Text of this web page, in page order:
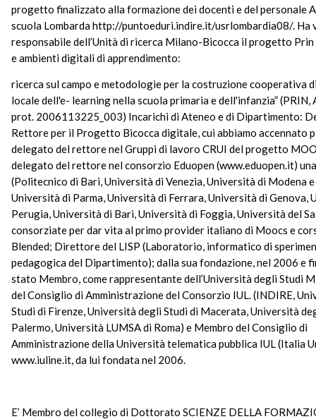
progetto finalizzato alla formazione dei docenti e del personale
scuola Lombarda http://puntoeduri.indire.it/usrlombardia08/. Ha
responsabile dell’Unità di ricerca Milano-Bicocca il progetto Prin
e ambienti digitali di apprendimento:
ricerca sul campo e metodologie per la costruzione cooperativa
locale dell'e- learning nella scuola primaria e dell'infanzia” (PRIN,
prot. 2006113225_003) Incarichi di Ateneo e di Dipartimento:
Rettore per il Progetto Bicocca digitale, cui abbiamo accennato
delegato del rettore nel Gruppi di lavoro CRUI del progetto
delegato del rettore nel consorzio Eduopen (www.eduopen.it)
(Politecnico di Bari, Università di Venezia, Università di Modena
Università di Parma, Università di Ferrara, Università di Genova,
Perugia, Università di Bari, Università di Foggia, Università del
consorziate per dar vita al primo provider italiano di Moocs e
Blended; Direttore del LISP (Laboratorio, informatico di
pedagogica del Dipartimento); dalla sua fondazione, nel 2006 e
stato Membro, come rappresentante dell’Università degli Studi
del Consiglio di Amministrazione del Consorzio IUL. (INDIRE,
Studi di Firenze, Università degli Studi di Macerata, Università
Palermo, Università LUMSA di Roma) e Membro del Consiglio di
Amministrazione della Università telematica pubblica IUL (Italia
www.iuline.it, da lui fondata nel 2006.
E’ Membro del collegio di Dottorato SCIENZE DELLA